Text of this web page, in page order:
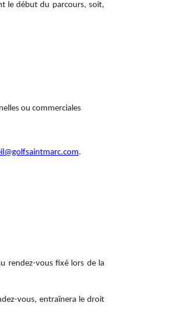
le début du parcours, soit,
ou commerciales
.
rendez-vous fixé lors de la
vous, entraînera le droit